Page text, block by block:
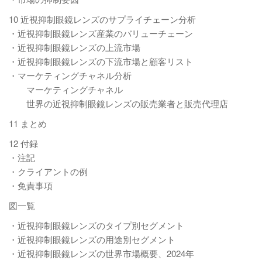
10 近視抑制眼鏡レンズのサプライチェーン分析
・近視抑制眼鏡レンズ産業のバリューチェーン
・近視抑制眼鏡レンズの上流市場
・近視抑制眼鏡レンズの下流市場と顧客リスト
・マーケティングチャネル分析
マーケティングチャネル
世界の近視抑制眼鏡レンズの販売業者と販売代理店
11 まとめ
12 付録
・注記
・クライアントの例
・免責事項
図一覧
・近視抑制眼鏡レンズのタイプ別セグメント
・近視抑制眼鏡レンズの用途別セグメント
・近視抑制眼鏡レンズの世界市場概要、2024年